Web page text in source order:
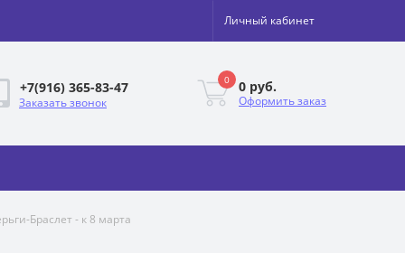
Личный кабинет
+7(916) 365-83-47
Заказать звонок
0 0 руб.
Оформить заказ
Браслет - к 8 марта